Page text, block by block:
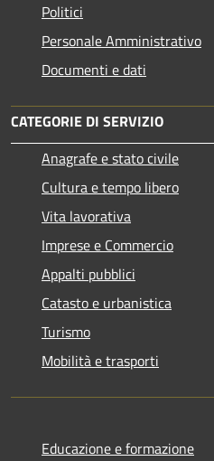
Politici
Personale Amministrativo
Documenti e dati
CATEGORIE DI SERVIZIO
Anagrafe e stato civile
Cultura e tempo libero
Vita lavorativa
Imprese e Commercio
Appalti pubblici
Catasto e urbanistica
Turismo
Mobilità e trasporti
Educazione e formazione